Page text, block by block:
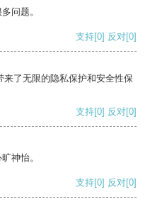
问题。
支持[0] 反对[0]
了无限的隐私保护和安全性保
支持[0] 反对[0]
神怡。
支持[0] 反对[0]